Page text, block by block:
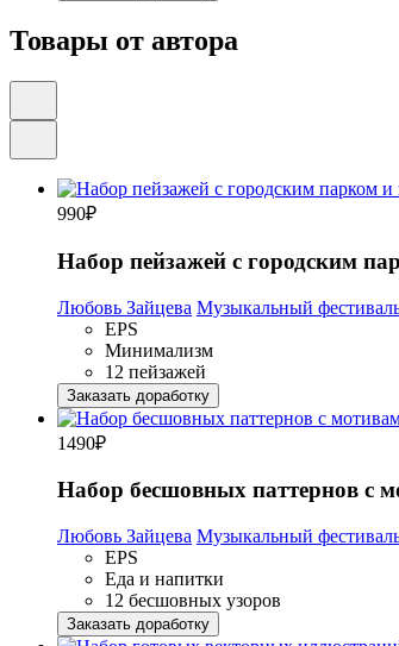
Товары от автора
990₽
Набор пейзажей с городским
Любовь Зайцева Музыкальный
EPS
Минимализм
12 пейзажей
Заказать доработку
1490₽
Набор бесшовных паттернов с
Любовь Зайцева Музыкальный
EPS
Еда и напитки
12 бесшовных узоров
Заказать доработку